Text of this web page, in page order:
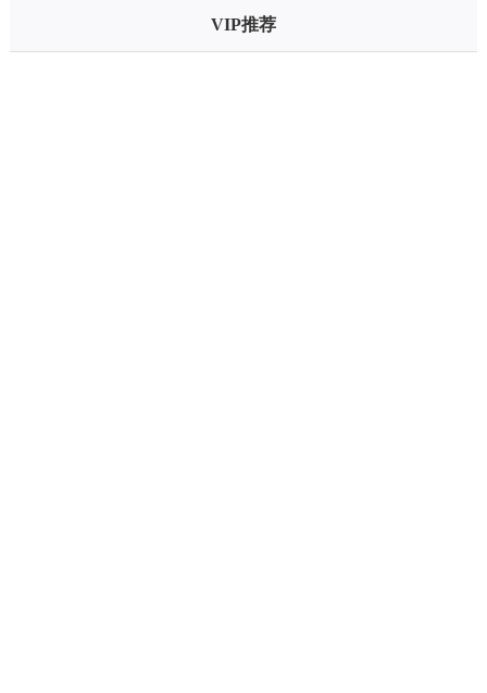
VIP推荐